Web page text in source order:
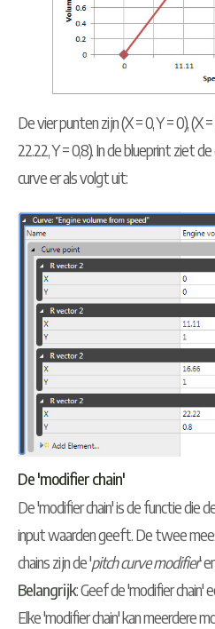
De vier punten zijn (X = 0, Y = 0), (X =
22.22, Y = 0,8). In de blueprint ziet
curve er als volgt uit:
De 'modifier chain'
De 'modifier chain' is de functie die
input waarden geeft. De twee
chains zijn de 'pitch curve modifier'
Belangrijk: Geef de 'modifier chain'
Elke 'modifier chain' kan meerdere